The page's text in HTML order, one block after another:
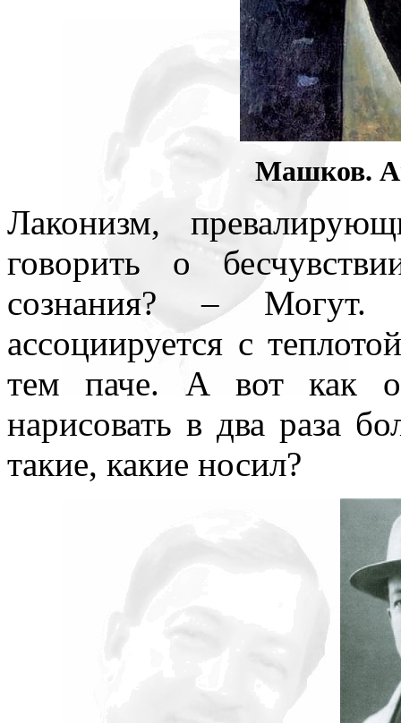
Машков.
Лаконизм,
говорить о
сознания? – Могут.
ассоциируется с
тем паче. А вот как
нарисовать в два раза
такие, какие носил?